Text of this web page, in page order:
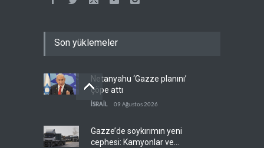
Son yüklemeler
Netanyahu ‘Gazze planını’
çöpe attı
İSRAİL 09 Ağustos 2026
Gazze’de soykırımın yeni
cephesi: Kamyonlar ve